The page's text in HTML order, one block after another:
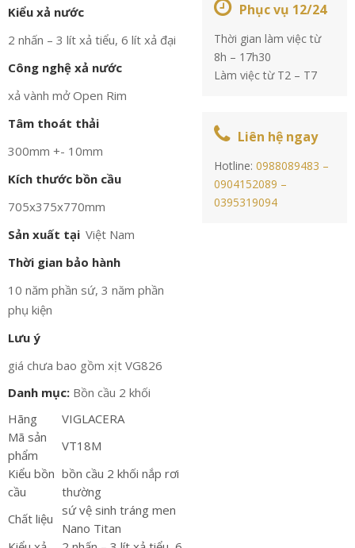
Kiểu xả nước
2 nhấn – 3 lít xả tiểu, 6 lít xả đại
Công nghệ xả nước
xả vành mở Open Rim
Tâm thoát thải
300mm +- 10mm
Kích thước bồn cầu
705x375x770mm
Sản xuất tại Việt Nam
Thời gian bảo hành
10 năm phần sứ, 3 năm phần
phụ kiện
Lưu ý
giá chưa bao gồm xịt VG826
Danh mục: Bồn cầu 2 khối
Hãng
VIGLACERA
Mã sản
phẩm
VT18M
Kiểu bồn
cầu
bồn cầu 2 khối nắp rơi
thường
Chất liệu
sứ vệ sinh tráng men
Nano Titan
Phục vụ 12/24
Thời gian làm việc từ
8h – 17h30
Làm việc từ T2 – T7
Liên hệ ngay
Hotline:0988089483 –
0904152089 –
0395319094